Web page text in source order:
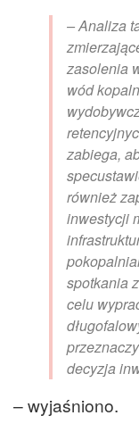
– Analiza
zasolenia
wód
zabiega,
również
inwestycji
spotkania
celu
decyzja
– wyjaśniono.